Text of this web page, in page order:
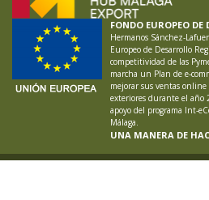
FONDO EUROPEO DE
Hermanos Sánchez-
Europeo de Desarrollo
competitividad de las
marcha un Plan de e-
mejorar sus ventas
exteriores durante el año
apoyo del programa Int-
Málaga.
UNA MANERA DE